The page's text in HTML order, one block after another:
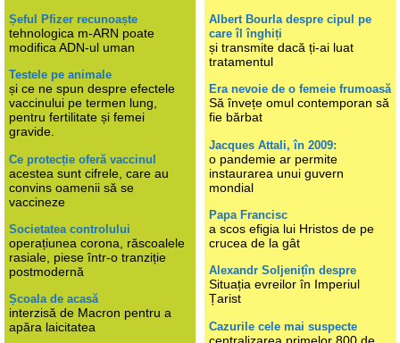
Șeful Pfizer recunoaște
tehnologica m-ARN poate
modifica ADN-ul uman
Testele pe animale
și ce ne spun despre efectele
vaccinului pe termen lung,
pentru fertilitate și femei
gravide.
Ce protecție oferă vaccinul
acestea sunt cifrele, care au
convins oamenii să se
vaccineze
Societatea controlului
operațiunea corona, răscoalele
rasiale, piese într-o tranziție
postmodernă
Școala de acasă
interzisă de Macron pentru a
apăra laicitatea
Albert Bourla despre cipul pe
care îl înghiți
și transmite dacă ți-ai luat
tratamentul
Era nevoie de o femeie frumoasă
Să învețe omul contemporan să
fie bărbat
Jacques Attali, în 2009:
o pandemie ar permite
instaurarea unui guvern
mondial
Papa Francisc
a scos efigia lui Hristos de pe
crucea de la gât
Alexandr Soljenițîn despre
Situația evreilor în Imperiul
Țarist
Cazurile cele mai suspecte
centralizarea primelor 800 de